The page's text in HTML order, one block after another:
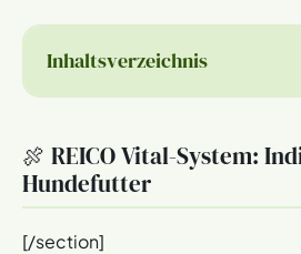
Inhaltsverzeichnis
🍖 REICO Vital-System:
Hundefutter
[/section]